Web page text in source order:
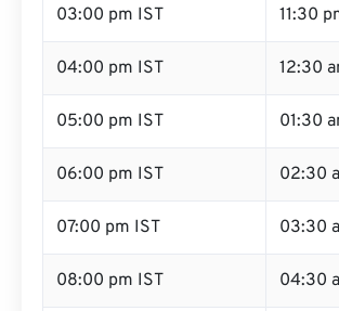
03:00 pm IST 11:30
04:00 pm IST 12:30
05:00 pm IST 01:30
06:00 pm IST 02:30
07:00 pm IST 03:30
08:00 pm IST 04:30